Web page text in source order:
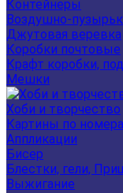
Контейнеры
Воздушно-
Джутовая веревка
Коробки почтовые
Крафт коробки,
Мешки
Хоби и творчество
Картины по
Аппликации
Бисер
Блестки, гели,
Выжигание